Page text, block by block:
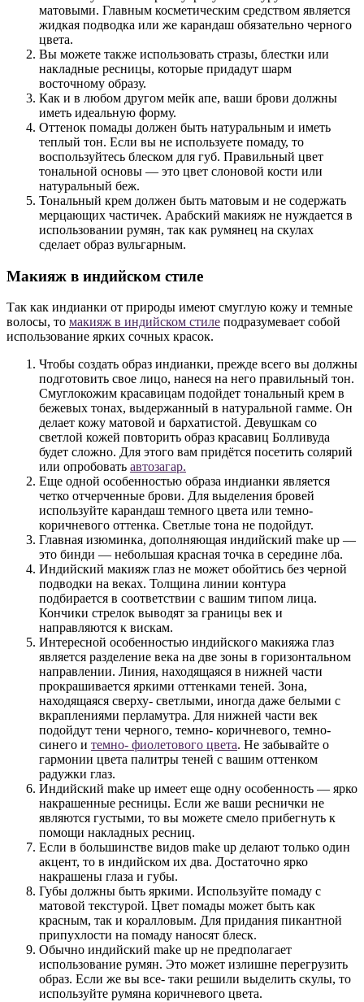
матовыми. Главным косметическим средством является
жидкая подводка или же карандаш обязательно черного
цвета.
Вы можете также использовать стразы, блестки или
накладные ресницы, которые придадут шарм
восточному образу.
Как и в любом другом мейк апе, ваши брови должны
иметь идеальную форму.
Оттенок помады должен быть натуральным и иметь
теплый тон. Если вы не используете помаду, то
воспользуйтесь блеском для губ. Правильный цвет
тональной основы — это цвет слоновой кости или
натуральный беж.
Тональный крем должен быть матовым и не содержать
мерцающих частичек. Арабский макияж не нуждается в
использовании румян, так как румянец на скулах
сделает образ вульгарным.
Макияж в индийском стиле
Так как индианки от природы имеют смуглую кожу и темные
волосы, то макияж в индийском стиле подразумевает собой
использование ярких сочных красок.
Чтобы создать образ индианки, прежде всего вы должны
подготовить свое лицо, нанеся на него правильный тон.
Смуглокожим красавицам подойдет тональный крем в
бежевых тонах, выдержанный в натуральной гамме. Он
делает кожу матовой и бархатистой. Девушкам со
светлой кожей повторить образ красавиц Болливуда
будет сложно. Для этого вам придётся посетить солярий
или опробовать автозагар.
Еще одной особенностью образа индианки является
четко отчерченные брови. Для выделения бровей
используйте карандаш темного цвета или темно-
коричневого оттенка. Светлые тона не подойдут.
Главная изюминка, дополняющая индийский make up —
это бинди — небольшая красная точка в середине лба.
Индийский макияж глаз не может обойтись без черной
подводки на веках. Толщина линии контура
подбирается в соответствии с вашим типом лица.
Кончики стрелок выводят за границы век и
направляются к вискам.
Интересной особенностью индийского макияжа глаз
является разделение века на две зоны в горизонтальном
направлении. Линия, находящаяся в нижней части
прокрашивается яркими оттенками теней. Зона,
находящаяся сверху- светлыми, иногда даже белыми с
вкраплениями перламутра. Для нижней части век
подойдут тени черного, темно- коричневого, темно-
синего и темно- фиолетового цвета. Не забывайте о
гармонии цвета палитры теней с вашим оттенком
радужки глаз.
Индийский make up имеет еще одну особенность — ярко
накрашенные ресницы. Если же ваши реснички не
являются густыми, то вы можете смело прибегнуть к
помощи накладных ресниц.
Если в большинстве видов make up делают только один
акцент, то в индийском их два. Достаточно ярко
накрашены глаза и губы.
Губы должны быть яркими. Используйте помаду с
матовой текстурой. Цвет помады может быть как
красным, так и коралловым. Для придания пикантной
припухлости на помаду наносят блеск.
Обычно индийский make up не предполагает
использование румян. Это может излишне перегрузить
образ. Если же вы все- таки решили выделить скулы, то
используйте румяна коричневого цвета.